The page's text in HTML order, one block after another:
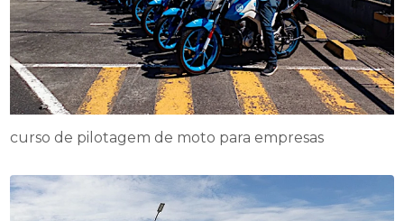
curso de pilotagem de moto para empresas